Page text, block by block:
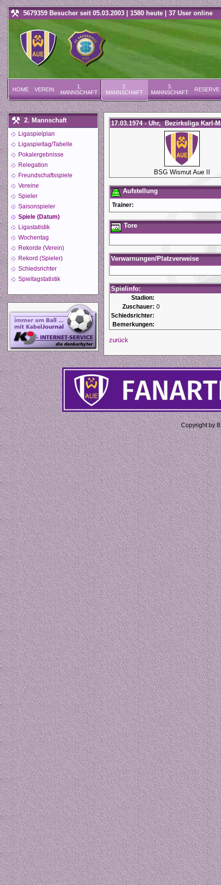
5679359 Besucher seit 05.03.2003 | 1580 heute | 37 User online
HOME VEREIN
1.
MANNSCHAFT
2.
MANNSCHAFT
3.
MANNSCHAFT
RESERVE
2. Mannschaft
Ligaspielplan
Ligaspieltag/Tabelle
Pokalergebnisse
Relegation
Freundschaftsspiele
Vereine
Spieler
Saisonspieler
Spiele (Datum)
Ligastatistik
Wochentag
Rekorde (Verein)
Rekord (Spieler)
Schiedsrichter
Spieltagstatistik
17.03.1974 - Uhr, Bezirksliga Karl-
BSG Wismut Aue II
Aufstellung
Trainer:
Tore
Verwarnungen/Platzverweise
Spielinfo:
Stadion:
Zuschauer: 0
Schiedsrichter:
Bemerkungen:
zurück
Copyright by